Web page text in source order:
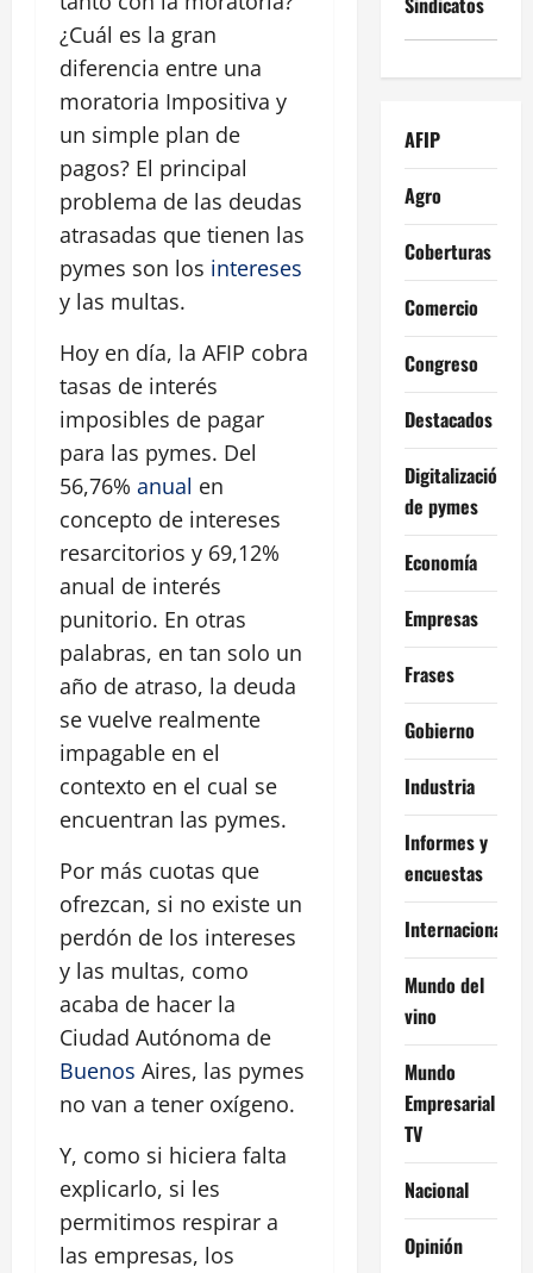
¿Cuál es la gran
diferencia entre una
moratoria Impositiva y
un simple plan de
pagos? El principal
problema de las deudas
atrasadas que tienen las
pymes son los intereses
y las multas.
Hoy en día, la AFIP cobra
tasas de interés
imposibles de pagar
para las pymes. Del
56,76% anual en
concepto de intereses
resarcitorios y 69,12%
anual de interés
punitorio. En otras
palabras, en tan solo un
año de atraso, la deuda
se vuelve realmente
impagable en el
contexto en el cual se
encuentran las pymes.
Por más cuotas que
ofrezcan, si no existe un
perdón de los intereses
y las multas, como
acaba de hacer la
Ciudad Autónoma de
Buenos Aires, las pymes
no van a tener oxígeno.
Y, como si hiciera falta
explicarlo, si les
permitimos respirar a
las empresas, los
AFIP
Agro
Coberturas
Comercio
Congreso
Destacados
Digitalización
de pymes
Economía
Empresas
Frases
Gobierno
Industria
Informes y
encuestas
Internacional
Mundo del
vino
Mundo
Empresarial
TV
Nacional
Opinión